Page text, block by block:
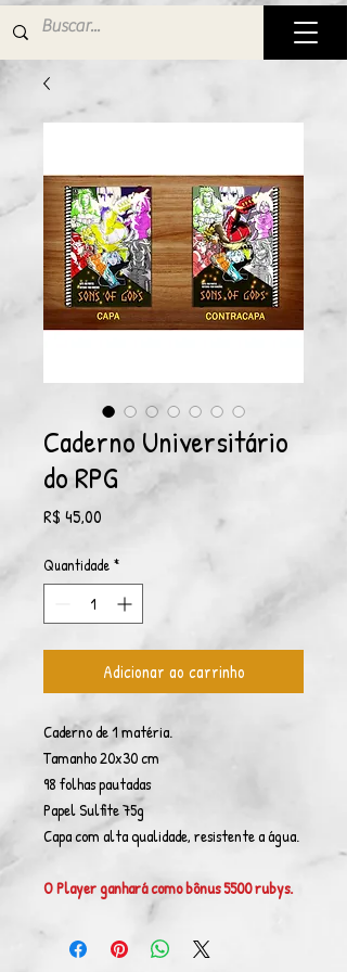
Caderno Universitário
do RPG
R$ 45,00
Quantidade *
Adicionar ao carrinho
Caderno de 1 matéria.
Tamanho 20x30 cm
98 folhas pautadas
Papel Sulfite 75g
Capa com alta qualidade, resistente a água.
O Player ganhará como bônus 5500 rubys.